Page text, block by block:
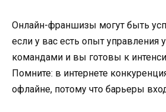
Онлайн-франшизы могут быть
если у вас есть опыт управления
командами и вы готовы к
Помните: в интернете
офлайне, потому что барьеры